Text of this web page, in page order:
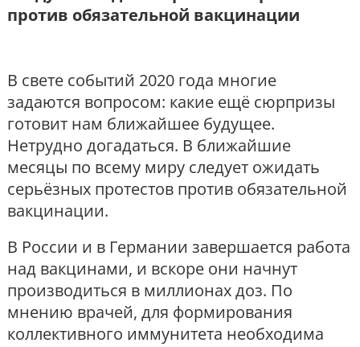
против обязательной вакцинации
В свете событий 2020 года многие
задаются вопросом: какие ещё сюрпризы
готовит нам ближайшее будущее.
Нетрудно догадаться. В ближайшие
месяцы по всему миру следует ожидать
серьёзных протестов против обязательной
вакцинации.
В России и в Германии завершается работа
над вакцинами, и вскоре они начнут
производиться в миллионах доз. По
мнению врачей, для формирования
коллективного иммунитета необходима